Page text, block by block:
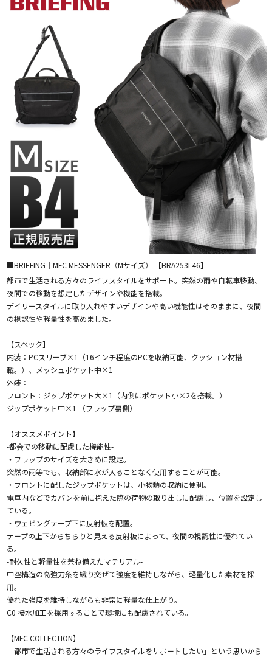
■BRIEFING｜MFC MESSENGER（Mサイズ） 【BRA253L46】
都市で生活される方々のライフスタイルをサポート。突然の雨や自転車移動、
夜間での移動を想定したデザインや機能を搭載。
デイリースタイルに取り入れやすいデザインや高い機能性はそのままに、夜間
の視認性や軽量性を高めました。
【スペック】
内装：PCスリーブ×1（16インチ程度のPCを収納可能、クッション材搭
載。）、メッシュポケット中×1
外装：
フロント：ジップポケット大×1（内側にポケット小×2を搭載。）
ジップポケット中×1 （フラップ裏側）
【オススメポイント】
-都会での移動に配慮した機能性-
・フラップのサイズを大きめに設定。
突然の雨等でも、収納部に水が入ることなく使用することが可能。
・フロントに配したジップポケットは、小物類の収納に便利。
電車内などでカバンを前に抱えた際の荷物の取り出しに配慮し、位置を設定し
ている。
・ウェビングテープ下に反射板を配置。
テープの上下からちらりと見える反射板によって、夜間の視認性に優れてい
る。
-耐久性と軽量性を兼ね備えたマテリアル-
中空構造の高強力糸を織り交ぜて強度を維持しながら、軽量化した素材を採
用。
優れた強度を維持しながらも非常に軽量な仕上がり。
C0 撥水加工を採用することで環境にも配慮されている。
【MFC COLLECTION】
「都市で生活される方々のライフスタイルをサポートしたい」という思いから